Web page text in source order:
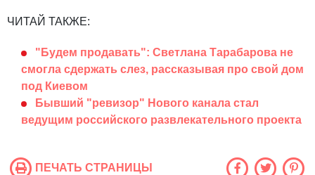
ЧИТАЙ ТАКЖЕ:
"Будем продавать": Светлана Тарабарова не
смогла сдержать слез, рассказывая про свой дом
под Киевом
Бывший "ревизор" Нового канала стал
ведущим российского развлекательного проекта
ПЕЧАТЬ СТРАНИЦЫ